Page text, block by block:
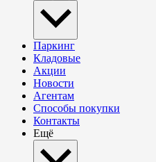
Паркинг
Кладовые
Акции
Новости
Агентам
Способы покупки
Контакты
Ещё